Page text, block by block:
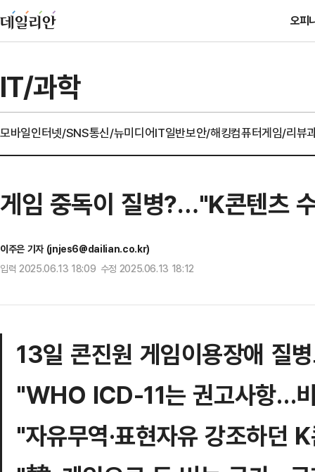
오피
IT/과학
모바일인터넷/SNS통신/뉴미디어IT일반보안/해킹컴퓨터게임/리뷰
게임 중독이 질병?…"K콘텐츠
이주은 기자 (jnjes6@dailian.co.kr)
입력 2025.06.13 18:09 수정 2025.06.13 18:12
13일 콘진원 게임이용장애 질
"WHO ICD-11는 권고사항…
"자유무역·표현자유 강조하던